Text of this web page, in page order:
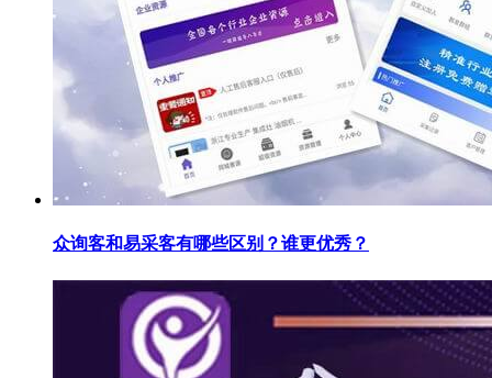
众询客和易采客有哪些区别？谁更优秀？